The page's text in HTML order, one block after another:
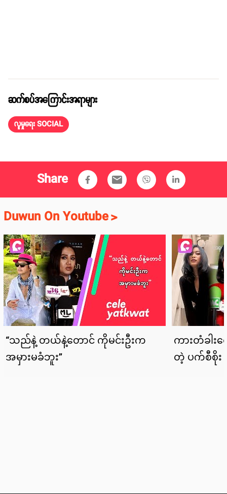
ဆက်စပ်အကြောင်းအရာများ
လူမှုရေး SOCIAL
Share email
Duwun On Youtube>